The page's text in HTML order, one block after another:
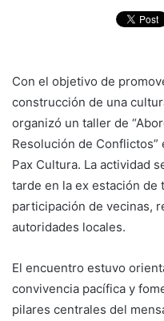
Con el objetivo de
construcción de una
organizó un taller de
Resolución de Conflictos”
Pax Cultura. La actividad
tarde en la ex estación de
participación de vecinas,
autoridades locales.
El encuentro estuvo
convivencia pacífica y
pilares centrales del